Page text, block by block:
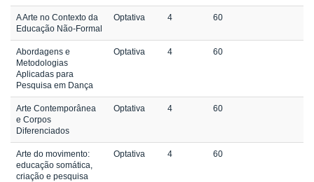
A Arte no Contexto da
Educação Não-Formal
Optativa 4 60
Abordagens e
Metodologias
Aplicadas para
Pesquisa em Dança
Optativa 4 60
Arte Contemporânea
e Corpos
Diferenciados
Optativa 4 60
Arte do movimento:
educação somática,
criação e pesquisa
Optativa 4 60